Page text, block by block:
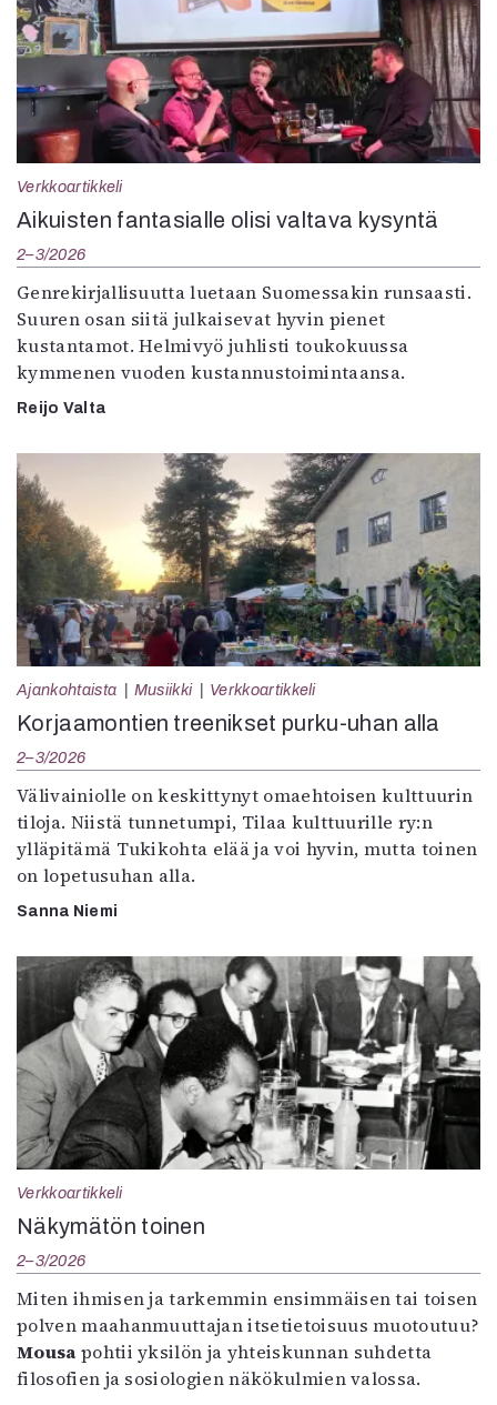
Verkkoartikkeli
Aikuisten fantasialle olisi valtava kysyntä
2–3/2026
Genrekirjallisuutta luetaan Suomessakin runsaasti.
Suuren osan siitä julkaisevat hyvin pienet
kustantamot. Helmivyö juhlisti toukokuussa
kymmenen vuoden kustannustoimintaansa.
Reijo Valta
Ajankohtaista Musiikki Verkkoartikkeli
Korjaamontien treenikset purku-uhan alla
2–3/2026
Välivainiolle on keskittynyt omaehtoisen kulttuurin
tiloja. Niistä tunnetumpi, Tilaa kulttuurille ry:n
ylläpitämä Tukikohta elää ja voi hyvin, mutta toinen
on lopetusuhan alla.
Sanna Niemi
Verkkoartikkeli
Näkymätön toinen
2–3/2026
Miten ihmisen ja tarkemmin ensimmäisen tai toisen
polven maahanmuuttajan itsetietoisuus muotoutuu?
Mousa pohtii yksilön ja yhteiskunnan suhdetta
filosofien ja sosiologien näkökulmien valossa.